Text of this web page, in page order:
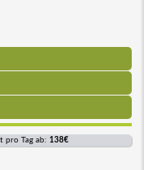
pro Tag ab: 138€